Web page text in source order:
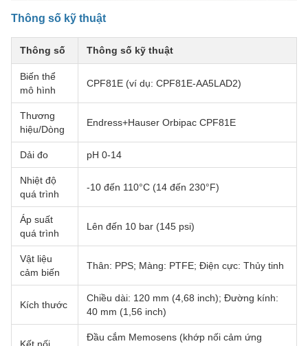
Thông số kỹ thuật
Thông số Thông số kỹ thuật
Biến thể
mô hình
CPF81E (ví dụ: CPF81E-AA5LAD2)
Thương
hiệu/Dòng
Endress+Hauser Orbipac CPF81E
Dải đo pH 0-14
Nhiệt độ
quá trình
-10 đến 110°C (14 đến 230°F)
Áp suất
quá trình
Lên đến 10 bar (145 psi)
Vật liệu
cảm biến
Thân: PPS; Màng: PTFE; Điện cực: Thủy tinh
Kích thước
Chiều dài: 120 mm (4,68 inch); Đường kính:
40 mm (1,56 inch)
Đầu cắm Memosens (khớp nối cảm ứng